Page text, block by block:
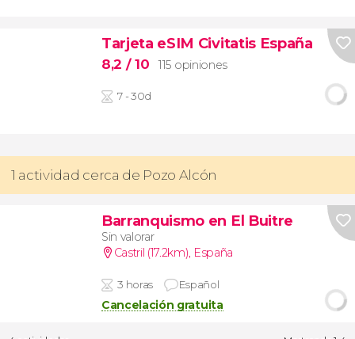
Tarjeta eSIM Civitatis España
8,2 / 10 115 opiniones
7 - 30d
1 actividad cerca de Pozo Alcón
Barranquismo en El Buitre
Sin valorar
Castril (17.2km), España
3 horas Español
Cancelación gratuita